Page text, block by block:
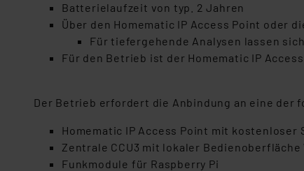
Batterielaufzeit von typ. 2 Jahren
Über den Homematic IP Access Point oder
Für tiefergehende Analysen lassen
Für den Betrieb ist der Homematic IP
Der Betrieb erfordert die Anbindung an eine der
Homematic IP Access Point mit
Zentrale CCU3 mit lokaler
Funkmodule für Raspberry Pi